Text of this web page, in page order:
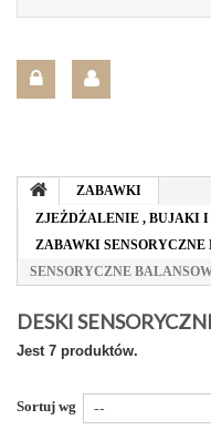
ZABAWKI
ZJEŻDŻALENIE , BUJAKI
ZABAWKI SENSORYCZNE
SENSORYCZNE
DESKI
Jest 7 produktów.
Sortuj wg